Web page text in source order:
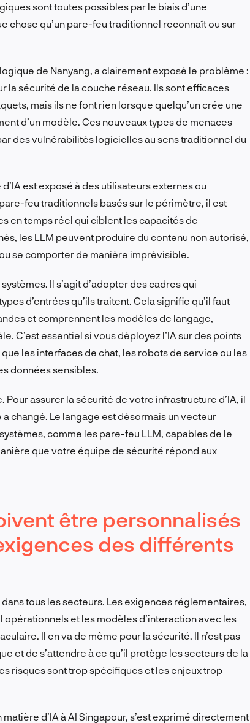
sont toutes possibles par le biais d’une
chose qu’un pare-feu traditionnel reconnaît ou sur
de Nanyang, a clairement exposé le problème :
la sécurité de la couche réseau. Ils sont efficaces
mais ils ne font rien lorsque quelqu’un crée une
d’un modèle. Ces nouveaux types de menaces
des vulnérabilités logicielles au sens traditionnel du
est exposé à des utilisateurs externes ou
feu traditionnels basés sur le périmètre, il est
en temps réel qui ciblent les capacités de
les LLM peuvent produire du contenu non autorisé,
se comporter de manière imprévisible.
Il s’agit d’adopter des cadres qui
d’entrées qu’ils traitent. Cela signifie qu’il faut
et comprennent les modèles de langage,
C’est essentiel si vous déployez l’IA sur des points
les interfaces de chat, les robots de service ou les
données sensibles.
assurer la sécurité de votre infrastructure d’IA, il
changé. Le langage est désormais un vecteur
comme les pare-feu LLM, capables de le
que votre équipe de sécurité répond aux
être personnalisés
des différents
tous les secteurs. Les exigences réglementaires,
et les modèles d’interaction avec les
Il en va de même pour la sécurité. Il n’est pas
et de s’attendre à ce qu’il protège les secteurs de la
risques sont trop spécifiques et les enjeux trop
d’IA à AI Singapour, s’est exprimé directement